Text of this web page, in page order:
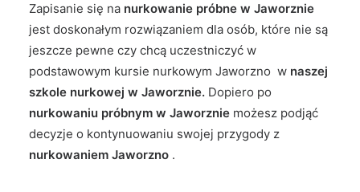
Zapisanie się na nurkowanie próbne w Jaworznie
jest doskonałym rozwiązaniem dla osób, które nie są
jeszcze pewne czy chcą uczestniczyć w
podstawowym kursie nurkowym Jaworzno w naszej
szkole nurkowej w Jaworznie. Dopiero po
nurkowaniu próbnym w Jaworznie możesz podjąć
decyzje o kontynuowaniu swojej przygody z
nurkowaniem Jaworzno .